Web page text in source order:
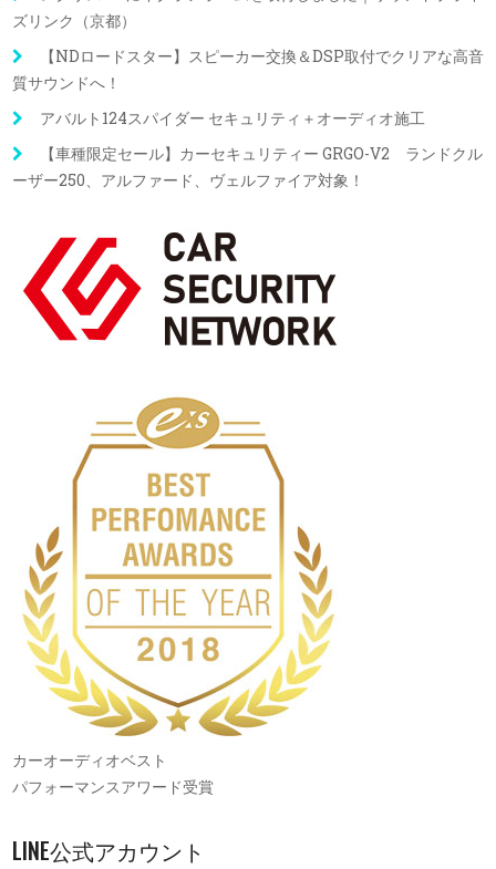
ズリンク（京都）
【NDロードスター】スピーカー交換＆DSP取付でクリアな高音
質サウンドへ！
アバルト124スパイダー セキュリティ＋オーディオ施工
【車種限定セール】カーセキュリティー GRGO-V2 ランドクル
ーザー250、アルファード、ヴェルファイア対象！
カーオーディオベスト
パフォーマンスアワード受賞
LINE公式アカウント